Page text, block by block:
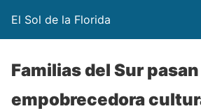
El Sol de la Florida
Familias del Sur
empobrecedora